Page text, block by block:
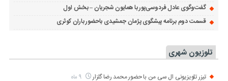
گفت‌وگوی عادل فردوسی‌پور با همایون شجریان – بخش اول
قسمت دوم برنامه پیشگوی پژمان جمشیدی باحضور باران کوثری
تلوزیون شهری
تیزر تلویزیونی ال سی من با حضور محمد رضا گلزار 9 ماه